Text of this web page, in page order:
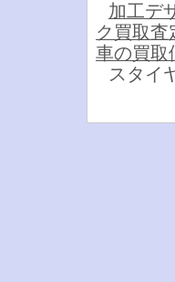
加工デ
ク買取査
車の買取
スタイ